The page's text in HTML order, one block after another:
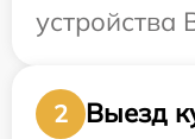
устройства
2
Выезд